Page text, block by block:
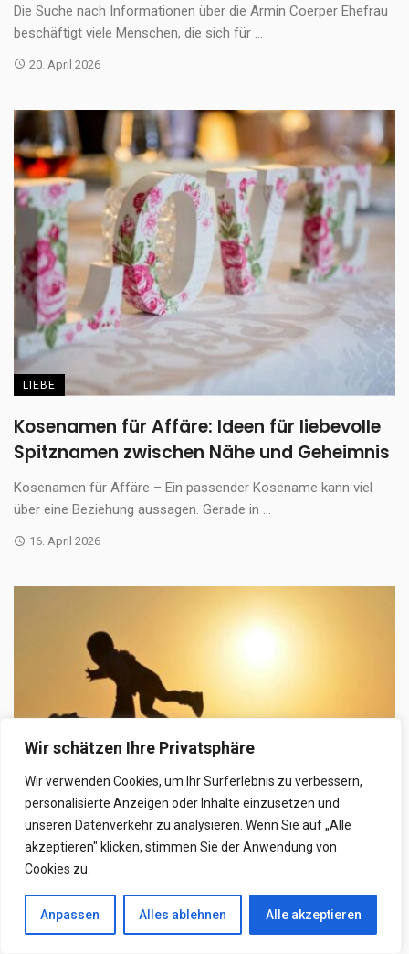
Wir schätzen Ihre Privatsphäre
Wir verwenden Cookies, um Ihr Surferlebnis zu verbessern,
personalisierte Anzeigen oder Inhalte einzusetzen und
unseren Datenverkehr zu analysieren. Wenn Sie auf „Alle
akzeptieren" klicken, stimmen Sie der Anwendung von
Cookies zu.
Anpassen Alles ablehnen Alle akzeptieren
Die Suche nach Informationen über die Armin Coerper Ehefrau
beschäftigt viele Menschen, die sich für ...
20. April 2026
LIEBE
Kosenamen für Affäre: Ideen für liebevolle
Spitznamen zwischen Nähe und Geheimnis
Kosenamen für Affäre – Ein passender Kosename kann viel
über eine Beziehung aussagen. Gerade in ...
16. April 2026
LIEBE
Unendlich Liebe zum Kind – Warum ist die
Liebe zwischen Eltern und Kind so